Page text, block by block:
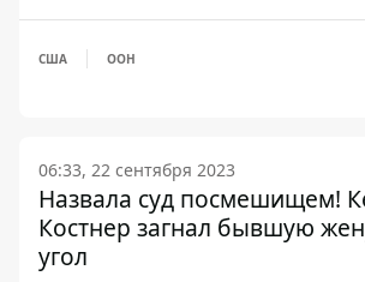
США ООН
06:33, 22 сентября 2023
Назвала суд посмешищем!
Костнер загнал бывшую
угол